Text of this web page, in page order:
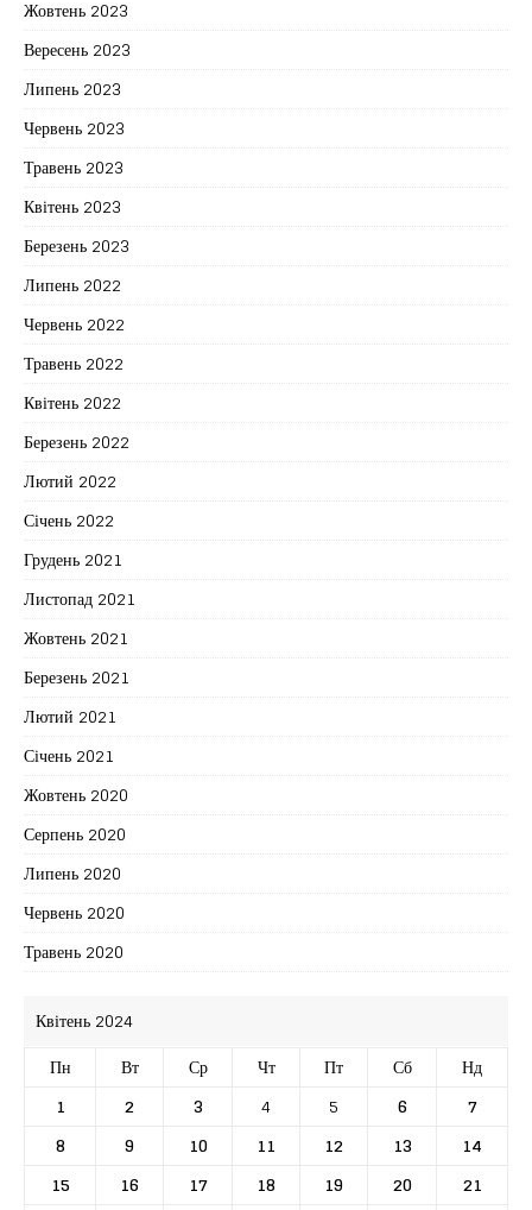
Жовтень 2023
Вересень 2023
Липень 2023
Червень 2023
Травень 2023
Квітень 2023
Березень 2023
Липень 2022
Червень 2022
Травень 2022
Квітень 2022
Березень 2022
Лютий 2022
Січень 2022
Грудень 2021
Листопад 2021
Жовтень 2021
Березень 2021
Лютий 2021
Січень 2021
Жовтень 2020
Серпень 2020
Липень 2020
Червень 2020
Травень 2020
Квітень 2024
Пн
Вт Ср Чт Пт Сб
Нд
1
2 3 4 5 6
7
8
9 10 11 12 13
14
15
16 17 18 19 20
21